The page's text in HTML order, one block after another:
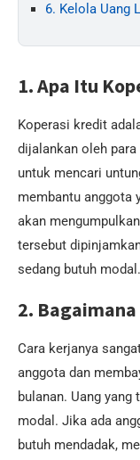
6. Kelola Uang
1. Apa Itu
Koperasi kredit
dijalankan oleh
untuk mencari
membantu anggota
akan
tersebut
sedang butuh modal.
2.
Cara kerjanya
anggota dan
bulanan. Uang
modal. Jika ada
butuh mendadak,